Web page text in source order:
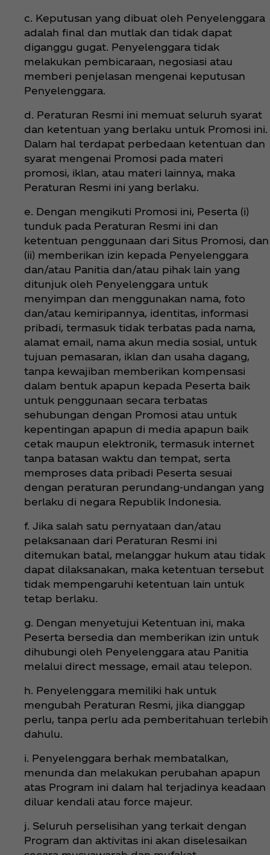
c. Keputusan yang dibuat oleh Penyelenggara
adalah final dan mutlak dan tidak dapat
diganggu gugat. Penyelenggara tidak
melakukan pembicaraan, negosiasi atau
memberi penjelasan mengenai keputusan
Penyelenggara.
d. Peraturan Resmi ini memuat seluruh syarat
dan ketentuan yang berlaku untuk Promosi ini.
Dalam hal terdapat perbedaan ketentuan dan
syarat mengenai Promosi pada materi
promosi, iklan, atau materi lainnya, maka
Peraturan Resmi ini yang berlaku.
e. Dengan mengikuti Promosi ini, Peserta (i)
tunduk pada Peraturan Resmi ini dan
ketentuan penggunaan dari Situs Promosi, dan
(ii) memberikan izin kepada Penyelenggara
dan/atau Panitia dan/atau pihak lain yang
ditunjuk oleh Penyelenggara untuk
menyimpan dan menggunakan nama, foto
dan/atau kemiripannya, identitas, informasi
pribadi, termasuk tidak terbatas pada nama,
alamat email, nama akun media sosial, untuk
tujuan pemasaran, iklan dan usaha dagang,
tanpa kewajiban memberikan kompensasi
dalam bentuk apapun kepada Peserta baik
untuk penggunaan secara terbatas
sehubungan dengan Promosi atau untuk
kepentingan apapun di media apapun baik
cetak maupun elektronik, termasuk internet
tanpa batasan waktu dan tempat, serta
memproses data pribadi Peserta sesuai
dengan peraturan perundang-undangan yang
berlaku di negara Republik Indonesia.
f. Jika salah satu pernyataan dan/atau
pelaksanaan dari Peraturan Resmi ini
ditemukan batal, melanggar hukum atau tidak
dapat dilaksanakan, maka ketentuan tersebut
tidak mempengaruhi ketentuan lain untuk
tetap berlaku.
g. Dengan menyetujui Ketentuan ini, maka
Peserta bersedia dan memberikan izin untuk
dihubungi oleh Penyelenggara atau Panitia
melalui direct message, email atau telepon.
h. Penyelenggara memiliki hak untuk
mengubah Peraturan Resmi, jika dianggap
perlu, tanpa perlu ada pemberitahuan terlebih
dahulu.
i. Penyelenggara berhak membatalkan,
menunda dan melakukan perubahan apapun
atas Program ini dalam hal terjadinya keadaan
diluar kendali atau force majeur.
j. Seluruh perselisihan yang terkait dengan
Program dan aktivitas ini akan diselesaikan